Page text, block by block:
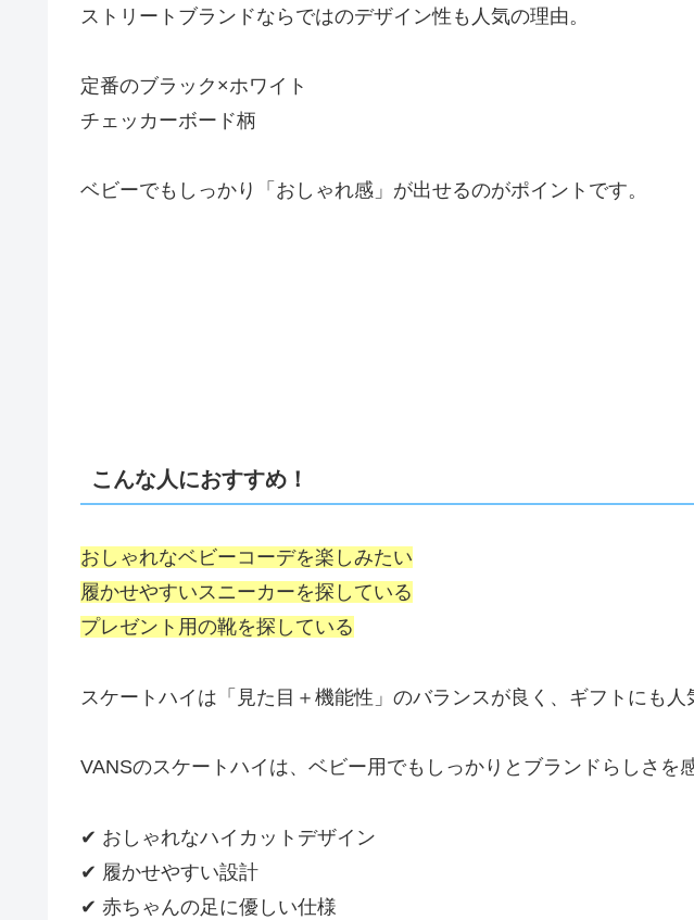
ストリートブランドならではのデザイン性も人気の理由。
定番のブラック×ホワイト
チェッカーボード柄
ベビーでもしっかり「おしゃれ感」が出せるのがポイントです。
こんな人におすすめ！
おしゃれなベビーコーデを楽しみたい
履かせやすいスニーカーを探している
プレゼント用の靴を探している
スケートハイは「見た目＋機能性」のバランスが良く、ギフトにも人
VANSのスケートハイは、ベビー用でもしっかりとブランドらしさを
✔ おしゃれなハイカットデザイン
✔ 履かせやすい設計
✔ 赤ちゃんの足に優しい仕様